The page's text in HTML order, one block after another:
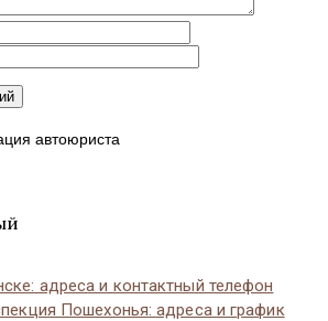
автоюриста
адреса и контактный телефон
Пошехонья: адреса и график